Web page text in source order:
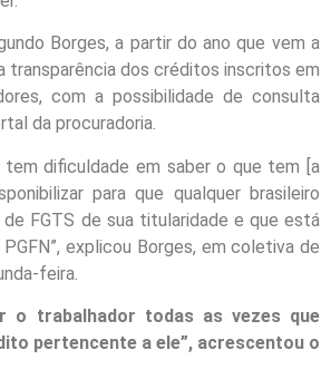
Borges, a partir do ano que vem a
transparência dos créditos inscritos em
com a possibilidade de consulta
da procuradoria.
tem dificuldade em saber o que tem [a
para que qualquer brasileiro
FGTS de sua titularidade e que está
explicou Borges, em coletiva de
feira.
o trabalhador todas as vezes que
pertencente a ele”, acrescentou o